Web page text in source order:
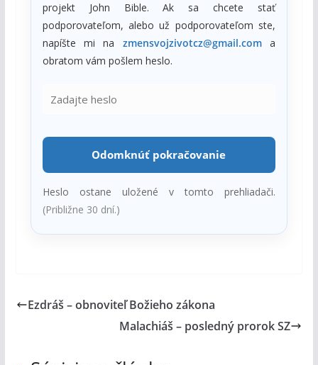
projekt John Bible. Ak sa chcete stať
podporovateľom, alebo už podporovateľom ste,
napíšte mi na zmensvojzivotcz@gmail.coma
obratom vám pošlem heslo.
Odomknúť pokračovanie
Heslo ostane uložené v tomto prehliadači.
(Približne 30 dní.)
Ezdráš – obnoviteľ Božieho zákona
Malachiáš – posledný prorok SZ